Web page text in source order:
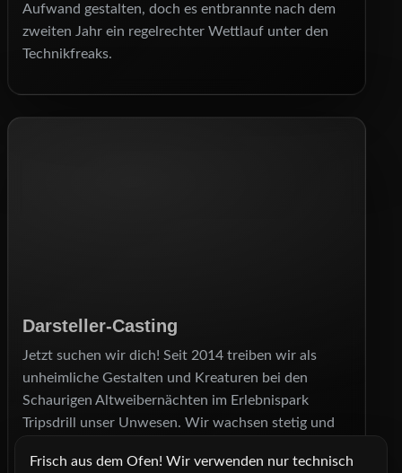
Aufwand gestalten, doch es entbrannte nach dem
zweiten Jahr ein regelrechter Wettlauf unter den
Technikfreaks.
Darsteller‑Casting
Jetzt suchen wir dich! Seit 2014 treiben wir als
unheimliche Gestalten und Kreaturen bei den
Schaurigen Altweibernächten im Erlebnispark
Tripsdrill unser Unwesen. Wir wachsen stetig und
die unseren Besuchern einen Schrecken einjagen.
Frisch aus dem Ofen! Wir verwenden nur technisch